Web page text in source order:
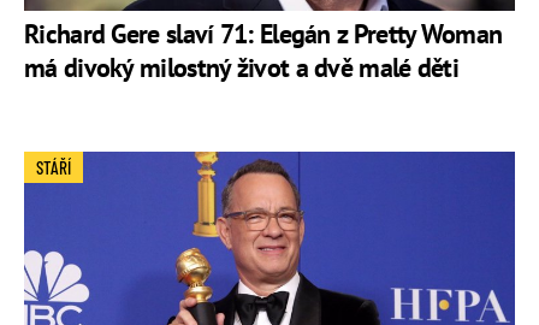
Richard Gere slaví 71: Elegán z Pretty Woman
má divoký milostný život a dvě malé děti
STÁŘÍ